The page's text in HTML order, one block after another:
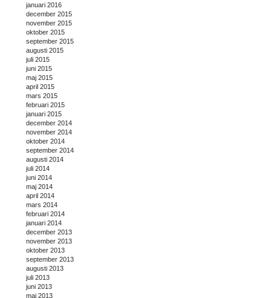
januari 2016
december 2015
november 2015
oktober 2015
september 2015
augusti 2015
juli 2015
juni 2015
maj 2015
april 2015
mars 2015
februari 2015
januari 2015
december 2014
november 2014
oktober 2014
september 2014
augusti 2014
juli 2014
juni 2014
maj 2014
april 2014
mars 2014
februari 2014
januari 2014
december 2013
november 2013
oktober 2013
september 2013
augusti 2013
juli 2013
juni 2013
maj 2013